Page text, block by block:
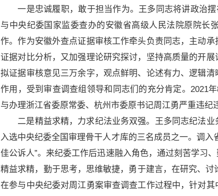
一是忠诚履职，敢于担当作为。王多同志将讲政治摆
与中央纪委国家监委查办的安徽省高级人民法院原院长
作。作为安徽外查点证据审核工作牵头负责同志，主动
证据对比分析，又加强理论研究探讨，坚持高质量的开
拟证据审核意见三万余字，观点鲜明、论述有力、逻辑
作用，受到审查调查组领导和同志们的充分肯定。2021
与办理浙江省委原常委、杭州市委原书记周江勇严重违纪
二是精益求精，力求纪法业务双强。王多同志纪法业
入选中央纪委全国审理骨干人才库的三名成员之一。调
佳公诉人”。来纪委工作后迅速融入角色，通过刻苦学习
精益求精，勤于思考，思维敏捷，勇于建言，在研究、
在参与中央纪委对周江勇案审查调查工作过程中，针对